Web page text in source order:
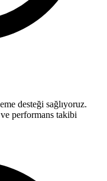
desteği sağlıyoruz.
performans takibi